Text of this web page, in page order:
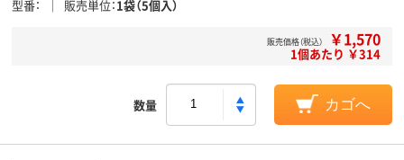
型番 販売単位 1袋（5個入）
販売価格（税込） ￥1,570
1個あたり ￥314
数量 カゴへ